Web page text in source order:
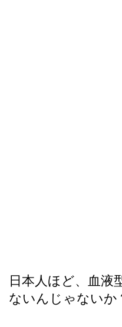
日本人ほど、血液
ないんじゃないか